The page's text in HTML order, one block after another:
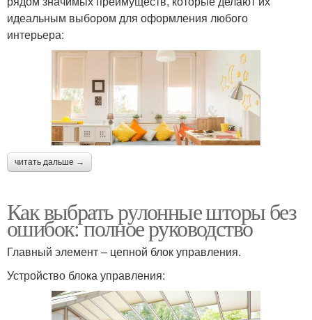
идеальным выбором для оформления любого
интерьера:
читать дальше →
Как выбрать рулонные шторы без
ошибок: полное руководство
Главный элемент – цепной блок управления.
Устройство блока управления: